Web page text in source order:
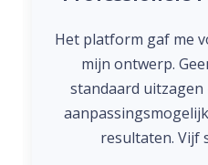
Het platform gaf me
mijn ontwerp.
standaard
resultaten. Vijf